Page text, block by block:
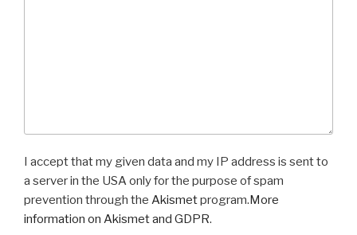
I accept that my given data and my IP address is sent to
a server in the USA only for the purpose of spam
prevention through the Akismetprogram.More
information on Akismet and GDPR.